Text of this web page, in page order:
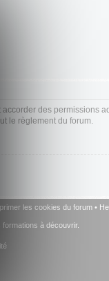
des permissions
le règlement du forum.
les cookies du forum •
formations à découvrir.